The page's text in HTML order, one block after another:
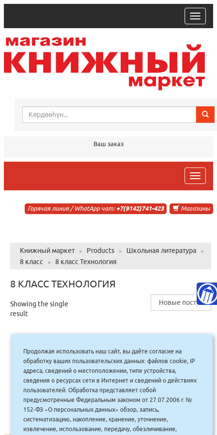
trk
Ваш заказ
trk
Магазины
Горячая линия / WhatApp чат: +7(9142)741-423
Книжный маркет » Products » Школьная литература
»
8 класс
» 8 класс Технология
8 КЛАСС ТЕХНОЛОГИЯ
Showing the single
result
Технология 8-9кл. Учебник ФГОС (обл)
Глозман Кожина
1,360.00 руб.
1224 руб.
Купить
Продолжая использовать наш сайт, вы даёте согласие на
обработку ваших пользовательских данных: файлов cookie, IP
адреса, сведений о местоположении, типе устройства,
сведения о ресурсах сети в Интернет и сведений о действиях
пользователей. Обработка представляет собой
предусмотренные Федеральным законом от 27.07.2006 г. №
152-ФЗ «О персональных данных» обзор, запись,
систематизацию, накопление, хранение, уточнение,
извлечение, использование, передачу, обезличивание,